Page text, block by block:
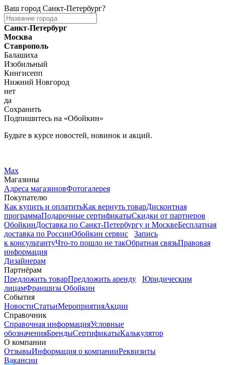
Ваш город Санкт-Петербург?
Санкт-Петербург
Москва
Ставрополь
Балашиха
Изобильный
Кингисепп
Нижний Новгород
нет
да
Сохранить
Подпишитесь на «Обойкин»
Будьте в курсе новостей, новинок и акций.
Max
Магазины
Адреса магазиновФотогалерея
Покупателю
Как купить и оплатитьКак вернуть товарДисконтная
программаПодарочные сертификатыСкидки от партнеров
ОбойкинДоставка по Санкт-Петербургу и МосквеБесплатная
доставка по РоссииОбойкин сервис
Запись
к консультантуЧто-то пошло не такОбратная связьПравовая
информация
Дизайнерам
Партнёрам
Предложить товарПредложить аренду
Юридическим
лицамФраншиза Обойкин
События
НовостиСтатьиМероприятияАкции
Справочник
Справочная информацияУсловные
обозначенияБрендыСертификатыКалькулятор
О компании
ОтзывыИнформация о компанииРеквизиты
Вакансии